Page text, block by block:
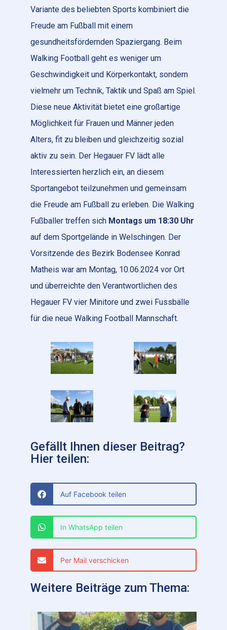
Variante des beliebten Sports kombiniert die
Freude am Fußball mit einem
gesundheitsfördernden Spaziergang. Beim
Walking Football geht es weniger um
Geschwindigkeit und Körperkontakt, sondern
vielmehr um Technik, Taktik und Spaß am Spiel.
Diese neue Aktivität bietet eine großartige
Möglichkeit für Frauen und Männer jeden
Alters, fit zu bleiben und gleichzeitig sozial
aktiv zu sein. Der Hegauer FV lädt alle
Interessierten herzlich ein, an diesem
Sportangebot teilzunehmen und gemeinsam
die Freude am Fußball zu erleben. Die Walking
Fußballer treffen sich Montags um 18:30 Uhr
auf dem Sportgelände in Welschingen. Der
Vorsitzende des Bezirk Bodensee Konrad
Matheis war am Montag, 10.06.2024 vor Ort
und überreichte den Verantwortlichen des
Hegauer FV vier Minitore und zwei Fussbälle
für die neue Walking Football Mannschaft.
Gefällt Ihnen dieser Beitrag?
Hier teilen:
Auf Facebook teilen
In WhatsApp teilen
Per Mail verschicken
Weitere Beiträge zum Thema: